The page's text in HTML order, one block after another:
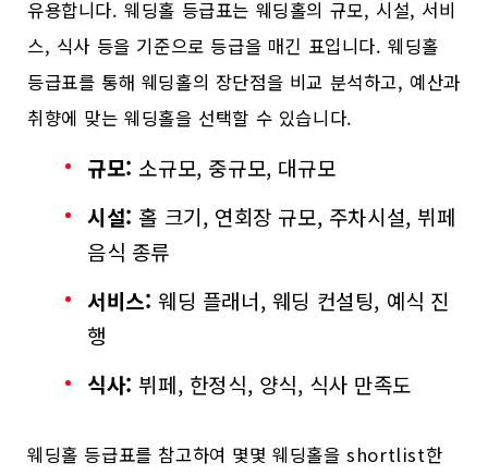
유용합니다. 웨딩홀 등급표는 웨딩홀의 규모, 시설, 서비
스, 식사 등을 기준으로 등급을 매긴 표입니다. 웨딩홀
등급표를 통해 웨딩홀의 장단점을 비교 분석하고, 예산과
취향에 맞는 웨딩홀을 선택할 수 있습니다.
규모: 소규모, 중규모, 대규모
시설: 홀 크기, 연회장 규모, 주차시설, 뷔페
음식 종류
서비스: 웨딩 플래너, 웨딩 컨설팅, 예식 진
행
식사: 뷔페, 한정식, 양식, 식사 만족도
웨딩홀 등급표를 참고하여 몇몇 웨딩홀을 shortlist한